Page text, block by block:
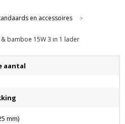
en accessoires >
bamboe 15W 3 in 1 lader
aantal
mm)